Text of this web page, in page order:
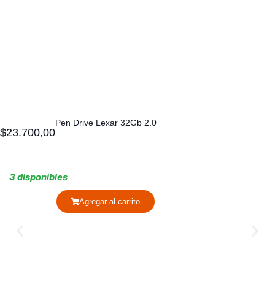
Pen Drive Lexar 32Gb 2.0
$23.700,00
3 disponibles
Agregar al carrito